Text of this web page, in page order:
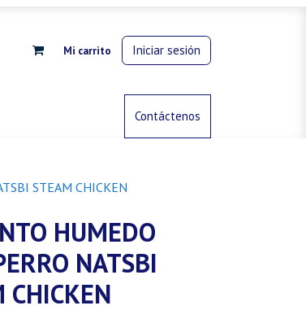
Mi carrito Iniciar sesión
Control de animalesContáctenos
STEAM CHICKEN
HUMEDO
NATSBI
CHICKEN